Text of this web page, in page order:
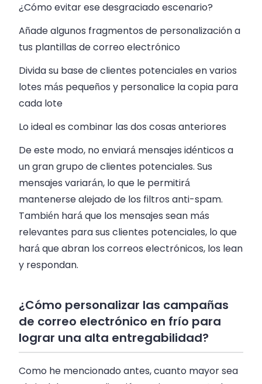
¿Cómo evitar ese desgraciado escenario?
Añade algunos fragmentos de personalización a
tus plantillas de correo electrónico
Divida su base de clientes potenciales en varios
lotes más pequeños y personalice la copia para
cada lote
Lo ideal es combinar las dos cosas anteriores
De este modo, no enviará mensajes idénticos a
un gran grupo de clientes potenciales. Sus
mensajes variarán, lo que le permitirá
mantenerse alejado de los filtros anti-spam.
También hará que los mensajes sean más
relevantes para sus clientes potenciales, lo que
hará que abran los correos electrónicos, los lean
y respondan.
¿Cómo personalizar las campañas
de correo electrónico en frío para
lograr una alta entregabilidad?
Como he mencionado antes, cuanto mayor sea